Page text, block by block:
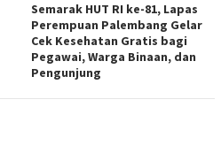
Semarak HUT RI ke-81, Lapas
Perempuan Palembang Gelar
Cek Kesehatan Gratis bagi
Pegawai, Warga Binaan, dan
Pengunjung